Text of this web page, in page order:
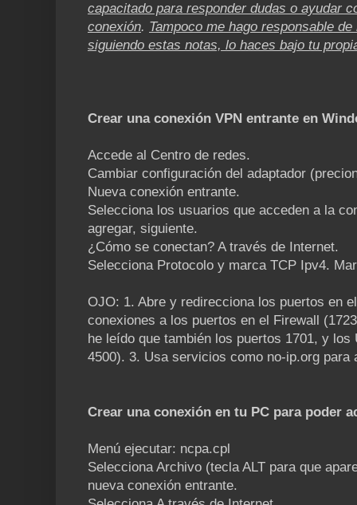
capacitado para responder dudas o ayudar
conexión. Tampoco me hago responsable
siguiendo estas notas, lo haces bajo tu
Crear una conexión VPN entrante en
Accede al Centro de redes.
Cambiar configuración del adaptador
Nueva conexión entrante.
Selecciona los usuarios que acceden a la
agregar, siguiente.
¿Cómo se conectan? A través de Internet.
Selecciona Protocolo y marca TCP Ipv4.
OJO: 1. Abre y redirecciona los puertos en
conexiones a los puertos en el Firewall
he leído que también los puertos 1701, y
4500). 3. Usa servicios como no-ip.org para
Crear una conexión en tu PC para poder
Menú ejecutar: ncpa.cpl
Selecciona Archivo (tecla ALT para que
nueva conexión entrante.